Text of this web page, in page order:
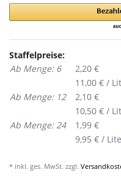
Staffelpreise:
Ab Menge: 6
2,20 €
11,00 € /
Ab Menge: 12
2,10 €
10,50 € /
Ab Menge: 24
1,99 €
9,95 € /
* inkl. ges. MwSt. zzgl.